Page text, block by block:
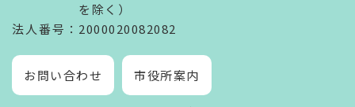
を除く）
法人番号 ：2000020082082
お問い合わせ 市役所案内